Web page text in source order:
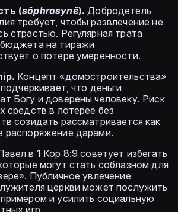
(sōphrosynē). Добродетель
требует, чтобы развлечение не
страстью. Регулярная трата
на тиражи
о потере умеренности.
Концепт «домостроительства»
подчеркивает, что деньги
Богу и доверены человеку. Риск
средств в лотерее без
созидать рассматривается как
распоряжение дарами.
в 1 Кор 8:9 советует избегать
могут стать соблазном для
Публичное увлечение
церкви может послужить
и усилить социальную